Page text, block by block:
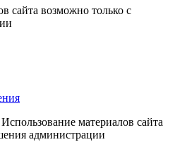
сайта возможно только с
Использование материалов сайта
администрации